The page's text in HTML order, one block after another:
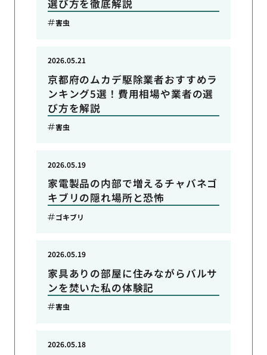
選び方を徹底解説
害虫
京都府のムカデ駆除業者おすすめラ
ンキング5選！費用相場や業者の選
び方を解説
2026.05.21
害虫
家電製品の内部で増えるチャバネゴ
キブリの隠れ場所と恐怖
2026.05.19
ゴキブリ
家具ありの部屋に住みながらバルサ
ンを焚いた私の体験記
2026.05.19
害虫
2026.05.18